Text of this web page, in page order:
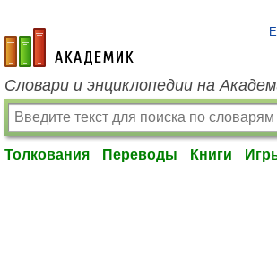
academic.ru
Словари и энциклопедии на
Толкования Переводы Книги